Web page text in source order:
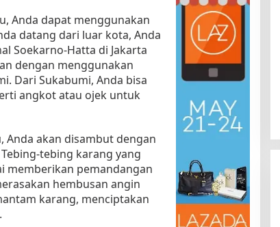
Anda dapat menggunakan
datang dari luar kota, Anda
Soekarno-Hatta di Jakarta
dengan menggunakan
Dari Sukabumi, Anda bisa
angkot atau ojek untuk
Anda akan disambut dengan
tebing karang yang
memberikan pemandangan
hembusan angin
karang, menciptakan